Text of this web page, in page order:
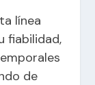
línea
fiabilidad,
de